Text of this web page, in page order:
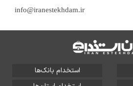
info@iranestekhdam.ir
استخدام بانک‌ها